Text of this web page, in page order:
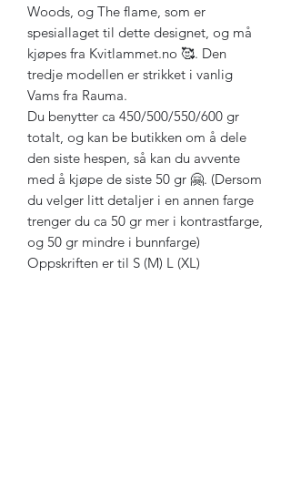
Woods, og The flame, som er
spesiallaget til dette designet, og må
kjøpes fra Kvitlammet.no 🥰. Den
tredje modellen er strikket i vanlig
Vams fra Rauma.
Du benytter ca 450/500/550/600 gr
totalt, og kan be butikken om å dele
den siste hespen, så kan du avvente
med å kjøpe de siste 50 gr 🤗. (Dersom
du velger litt detaljer i en annen farge
trenger du ca 50 gr mer i kontrastfarge,
og 50 gr mindre i bunnfarge)
Oppskriften er til S (M) L (XL)